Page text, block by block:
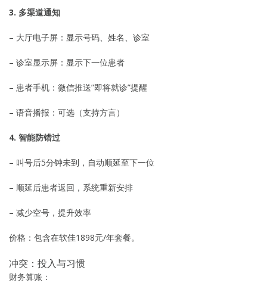
3. 多渠道通知
– 大厅电子屏：显示号码、姓名、诊室
– 诊室显示屏：显示下一位患者
– 患者手机：微信推送”即将就诊”提醒
– 语音播报：可选（支持方言）
4. 智能防错过
– 叫号后5分钟未到，自动顺延至下一位
– 顺延后患者返回，系统重新安排
– 减少空号，提升效率
价格：包含在软佳1898元/年套餐。
冲突：投入与习惯
财务算账：